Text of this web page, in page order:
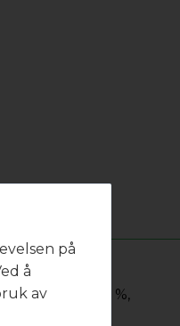
med
ePM1 55 %,
områder
på
å
av